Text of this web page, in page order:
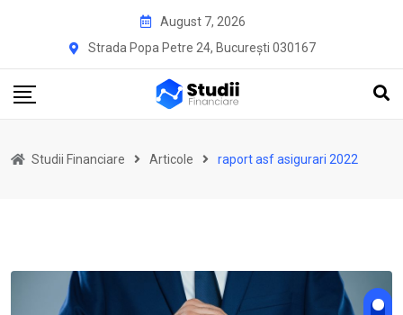
August 7, 2026
Strada Popa Petre 24, București 030167
Studii Financiare Articole raport asf asigurari 2022